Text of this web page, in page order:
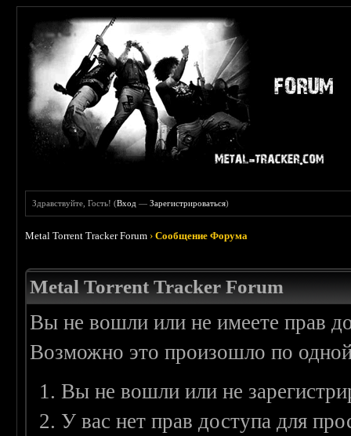
Здравствуйте, Гость! (Вход —Зарегистрироваться)
Metal Torrent Tracker Forum ›Сообщение Форума
Metal Torrent Tracker Forum
Вы не вошли или не имеете прав
Возможно это произошло по
Вы не вошли или не
У вас нет прав доступа для